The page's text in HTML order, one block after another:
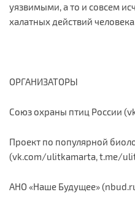
уязвимыми, а то и совсем
халатных действий
ОРГАНИЗАТОРЫ
Союз охраны птиц России
Проект по популярной
(vk.com/ulitkamarta, t.me/
АНО «Наше Будущее»